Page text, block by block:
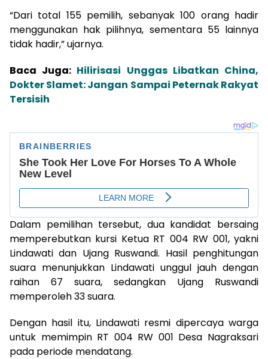
“Dari total 155 pemilih, sebanyak 100 orang hadir
menggunakan hak pilihnya, sementara 55 lainnya
tidak hadir,” ujarnya.
Baca Juga: Hilirisasi Unggas Libatkan China,
Dokter Slamet: Jangan Sampai Peternak Rakyat
Tersisih
Dalam pemilihan tersebut, dua kandidat bersaing
memperebutkan kursi Ketua RT 004 RW 001, yakni
Lindawati dan Ujang Ruswandi. Hasil penghitungan
suara menunjukkan Lindawati unggul jauh dengan
raihan 67 suara, sedangkan Ujang Ruswandi
memperoleh 33 suara.
Dengan hasil itu, Lindawati resmi dipercaya warga
untuk memimpin RT 004 RW 001 Desa Nagraksari
pada periode mendatang.